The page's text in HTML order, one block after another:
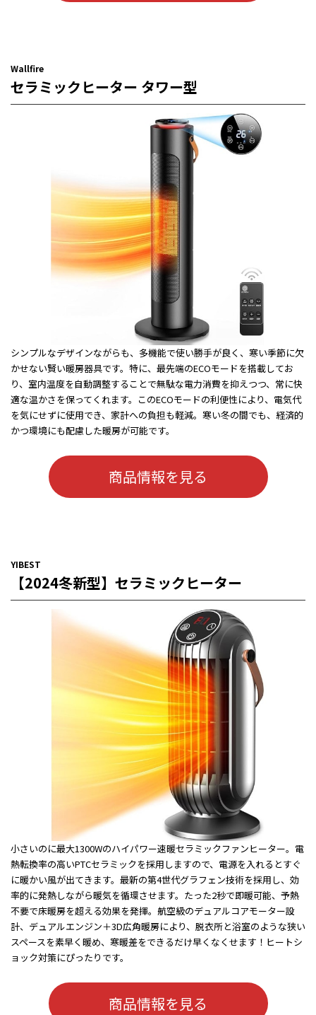
Wallfire
セラミックヒーター タワー型
シンプルなデザインながらも、多機能で使い勝手が良く、寒い季節に欠
かせない賢い暖房器具です。特に、最先端のECOモードを搭載してお
り、室内温度を自動調整することで無駄な電力消費を抑えつつ、常に快
適な温かさを保ってくれます。このECOモードの利便性により、電気代
を気にせずに使用でき、家計への負担も軽減。寒い冬の間でも、経済的
かつ環境にも配慮した暖房が可能です。
商品情報を見る
YIBEST
【2024冬新型】セラミックヒーター
小さいのに最大1300Wのハイパワー速暖セラミックファンヒーター。電
熱転換率の高いPTCセラミックを採用しますので、電源を入れるとすぐ
に暖かい風が出てきます。最新の第4世代グラフェン技術を採用し、効
率的に発熱しながら暖気を循環させます。たった2秒で即暖可能、予熱
不要で床暖房を超える効果を発揮。航空級のデュアルコアモーター設
計、デュアルエンジン＋3D広角暖房により、脱衣所と浴室のような狭い
スペースを素早く暖め、寒暖差をできるだけ早くなくせます！ヒートシ
ョック対策にぴったりです。
商品情報を見る